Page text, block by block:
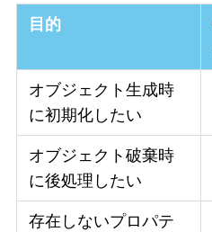
目的
オブジェクト生成時
に初期化したい
オブジェクト破棄時
に後処理したい
存在しないプロパテ